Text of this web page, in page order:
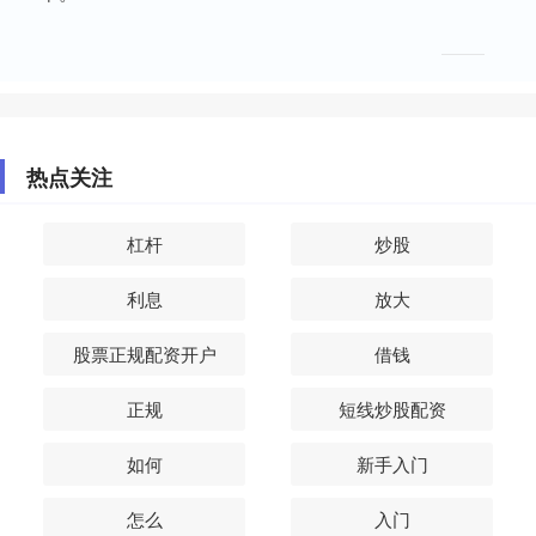
热点关注
杠杆 炒股
利息 放大
股票正规配资开户 借钱
正规 短线炒股配资
如何 新手入门
怎么 入门